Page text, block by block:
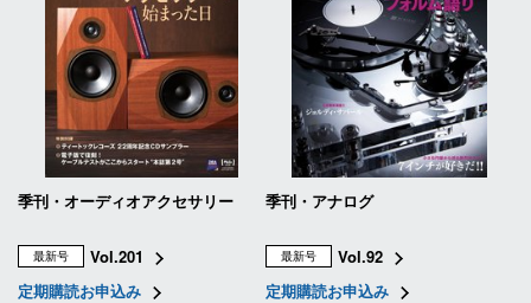
季刊・オーディオアクセサリー
最新号
Vol.201
定期購読お申込み
季刊・アナログ
最新号
Vol.92
定期購読お申込み